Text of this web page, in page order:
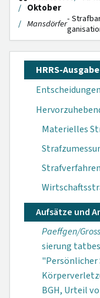
Oktober
Mansdörfer-
HRRS-
Materielles
Aufsätze und
Paeffgen/
sierung
"Persönlicher
BGH, Urteil